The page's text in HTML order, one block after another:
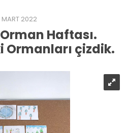
2022
Haftası.
Ormanları çizdik.